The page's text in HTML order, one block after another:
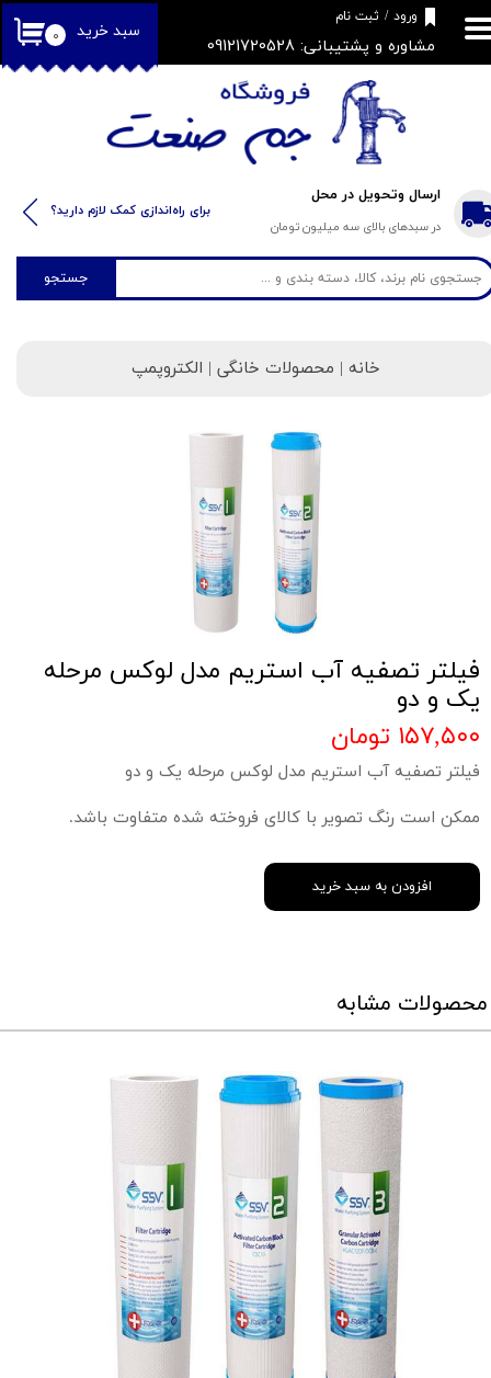
جستجو
ارسال وتحویل در محل
در سبدهای بالای سه میلیون تومان
مشاوره و پشتیبانی: 09121720528 ۰ سبد خرید
ورود / ثبت نام
حساب کاربری من
تغییر گذر واژه
خروج از حساب کاربری
​​برای راه‌اندازی کمک لازم دارید؟
خانه| محصولات خانگی | الکتروپمپ
فیلتر تصفیه آب استریم مدل لوکس مرحله
یک و دو
۱۵۷,۵۰۰ تومان
فیلتر تصفیه آب استریم مدل لوکس مرحله یک و دو
ممکن است رنگ تصویر با کالای فروخته شده متفاوت باشد.
افزودن به سبد خرید
محصولات مشابه